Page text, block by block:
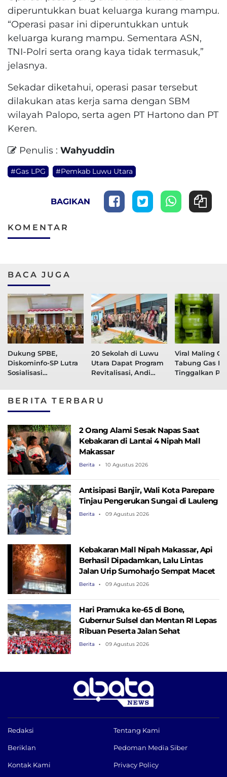
diperuntukkan buat keluarga kurang mampu.
“Operasi pasar ini diperuntukkan untuk
keluarga kurang mampu. Sementara ASN,
TNI-Polri serta orang kaya tidak termasuk,”
jelasnya.
Sekadar diketahui, operasi pasar tersebut
dilakukan atas kerja sama dengan SBM
wilayah Palopo, serta agen PT Hartono dan PT
Keren.
Penulis : Wahyuddin
#Gas LPG #Pemkab Luwu Utara
BAGIKAN
KOMENTAR
BACA JUGA
Dukung SPBE,
Diskominfo-SP Lutra
Sosialisasi
20 Sekolah di Luwu
Utara Dapat Program
Revitalisasi, Andi
Dipercepat
Viral Maling
Tabung Gas
Tinggalkan
BERITA TERBARU
2 Orang Alami Sesak Napas Saat
Kebakaran di Lantai 4 Nipah Mall
Makassar
Berita 10 Agustus 2026
Antisipasi Banjir, Wali Kota Parepare
Tinjau Pengerukan Sungai di Lauleng
Berita 09 Agustus 2026
Kebakaran Mall Nipah Makassar, Api
Berhasil Dipadamkan, Lalu Lintas
Jalan Urip Sumoharjo Sempat Macet
Berita 09 Agustus 2026
Hari Pramuka ke-65 di Bone,
Gubernur Sulsel dan Mentan RI Lepas
Ribuan Peserta Jalan Sehat
Berita 09 Agustus 2026
Redaksi Tentang Kami
Beriklan Pedoman Media Siber
Kontak Kami Privacy Policy